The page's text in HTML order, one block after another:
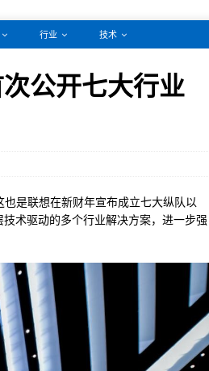
行业 技术
公开七大行业
是联想在新财年宣布成立七大纵队以
技术驱动的多个行业解决方案，进一步强